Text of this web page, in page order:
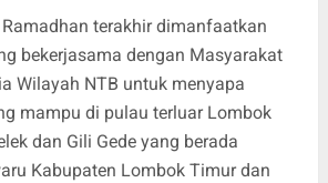
terakhir dimanfaatkan
bekerjasama dengan Masyarakat
Wilayah NTB untuk menyapa
mampu di pulau terluar Lombok
dan Gili Gede yang berada
Kabupaten Lombok Timur dan